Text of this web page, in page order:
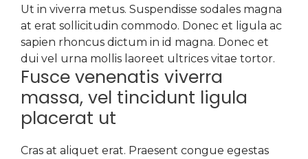
Ut in viverra metus. Suspendisse sodales magna
at erat sollicitudin commodo. Donec et ligula ac
sapien rhoncus dictum in id magna. Donec et
dui vel urna mollis laoreet ultrices vitae tortor.
Fusce venenatis viverra
massa, vel tincidunt ligula
placerat ut
Cras at aliquet erat. Praesent congue egestas